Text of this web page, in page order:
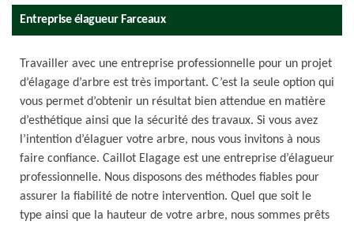
Entreprise élagueur Farceaux
Travailler avec une entreprise professionnelle pour un projet
d’élagage d’arbre est très important. C’est la seule option qui
vous permet d’obtenir un résultat bien attendue en matière
d’esthétique ainsi que la sécurité des travaux. Si vous avez
l’intention d’élaguer votre arbre, nous vous invitons à nous
faire confiance. Caillot Elagage est une entreprise d’élagueur
professionnelle. Nous disposons des méthodes fiables pour
assurer la fiabilité de notre intervention. Quel que soit le
type ainsi que la hauteur de votre arbre, nous sommes prêts